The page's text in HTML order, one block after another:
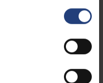
bedrijf waar jouw
Randstad Young
we je alvast in
waarin je na jouw
een